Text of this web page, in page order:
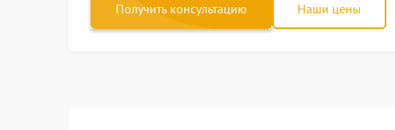
Получить консультацию Наши цены